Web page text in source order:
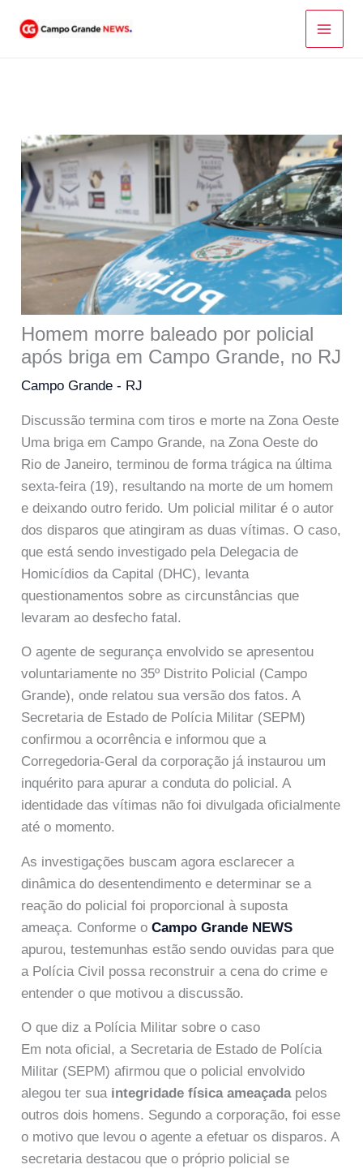
para
Homem morre baleado por policial
após briga em Campo Grande, no RJ
Campo Grande - RJ
Discussão termina com tiros e morte na Zona Oeste
Uma briga em Campo Grande, na Zona Oeste do
Rio de Janeiro, terminou de forma trágica na última
sexta-feira (19), resultando na morte de um homem
e deixando outro ferido. Um policial militar é o autor
dos disparos que atingiram as duas vítimas. O caso,
que está sendo investigado pela Delegacia de
Homicídios da Capital (DHC), levanta
questionamentos sobre as circunstâncias que
levaram ao desfecho fatal.
O agente de segurança envolvido se apresentou
voluntariamente no 35º Distrito Policial (Campo
Grande), onde relatou sua versão dos fatos. A
Secretaria de Estado de Polícia Militar (SEPM)
confirmou a ocorrência e informou que a
Corregedoria-Geral da corporação já instaurou um
inquérito para apurar a conduta do policial. A
identidade das vítimas não foi divulgada oficialmente
até o momento.
As investigações buscam agora esclarecer a
dinâmica do desentendimento e determinar se a
reação do policial foi proporcional à suposta
ameaça. Conforme oCampo Grande NEWS
apurou, testemunhas estão sendo ouvidas para que
a Polícia Civil possa reconstruir a cena do crime e
entender o que motivou a discussão.
O que diz a Polícia Militar sobre o caso
Em nota oficial, a Secretaria de Estado de Polícia
Militar (SEPM) afirmou que o policial envolvido
alegou ter sua integridade física ameaçadapelos
outros dois homens. Segundo a corporação, foi esse
o motivo que levou o agente a efetuar os disparos. A
secretaria destacou que o próprio policial se